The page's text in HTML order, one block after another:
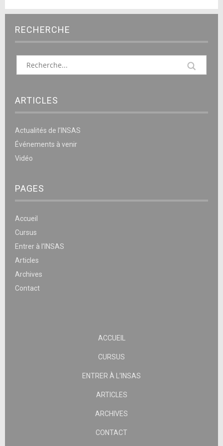
RECHERCHE
ARTICLES
Actualités de l’INSAS
Événements à venir
Vidéo
PAGES
Accueil
Cursus
Entrer à l’INSAS
Articles
Archives
Contact
ACCUEIL
CURSUS
ENTRER À L’INSAS
ARTICLES
ARCHIVES
CONTACT